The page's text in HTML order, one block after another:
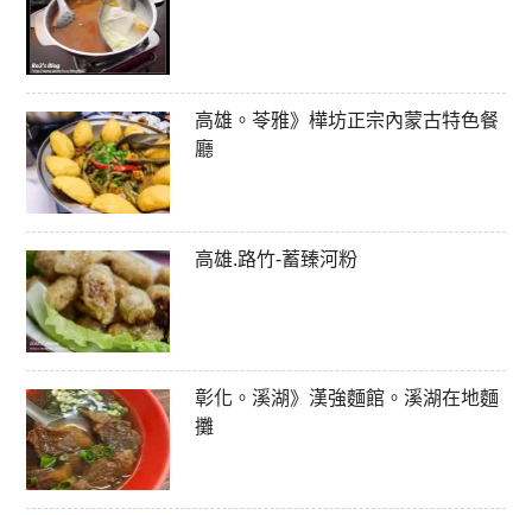
高雄。苓雅》樺坊正宗內蒙古特色餐
廳
高雄.路竹-蓄臻河粉
彰化。溪湖》漢強麵館。溪湖在地麵
攤